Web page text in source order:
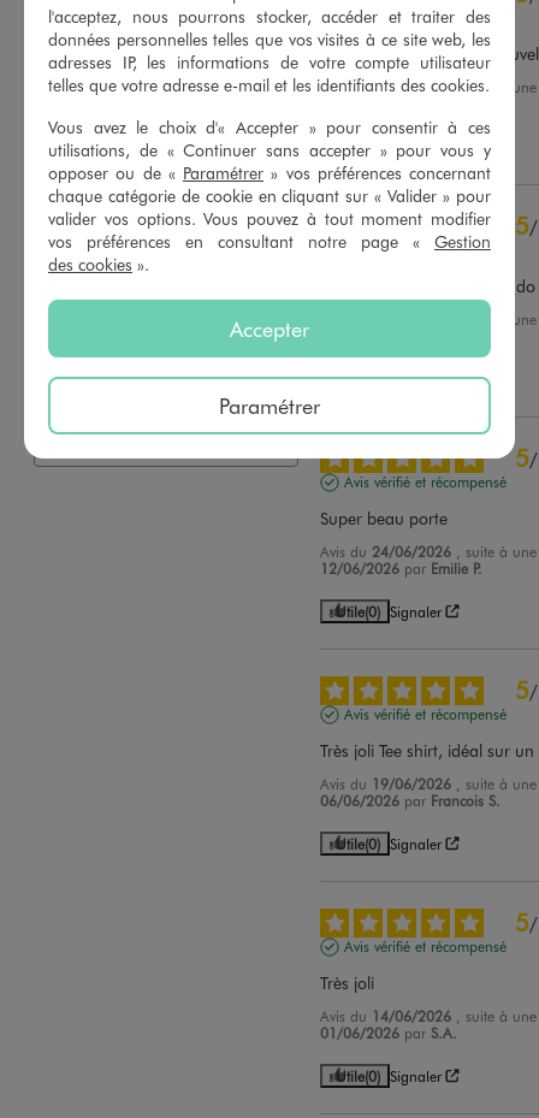
contrôle
Voir tous les avis sur ce site
5étoiles
51
4étoiles
16
3étoiles
3
2étoiles
1étoile 0
Trier les avis
Avis vérifié et récompensé
Ma fille a aimé bien sa
Avis du30/06/2026 , suite à
Utile(0) Signaler
5/
Avis vérifié et récompensé
Parfait pour une presque ado
, suite à
Utile(0) Signaler
5/
Avis vérifié et récompensé
Super beau porte
Avis du 24/06/2026
, suite à
12/06/2026 par Emilie P.
Utile(0) Signaler
5/
Avis vérifié et récompensé
Très joli Tee shirt, idéal sur
Avis du 19/06/2026
, suite à
06/06/2026 par Francois S.
Utile(0) Signaler
5/
Avis vérifié et récompensé
Très joli
Avis du 14/06/2026
, suite à
01/06/2026 par S.A.
Utile(0) Signaler
l'acceptez, nous pourrons stocker, accéder et traiter des
données personnelles telles que vos visites à ce site web, les
adresses IP, les informations de votre compte utilisateur
telles que votre adresse e-mail et les identifiants des cookies.
Vous avez le choix d'« Accepter » pour consentir à ces
utilisations, de « Continuer sans accepter » pour vous y
opposer ou de « Paramétrer » vos préférences concernant
chaque catégorie de cookie en cliquant sur « Valider » pour
valider vos options. Vous pouvez à tout moment modifier
vos préférences en consultant notre page « Gestion
des cookies ».
Accepter
Paramétrer